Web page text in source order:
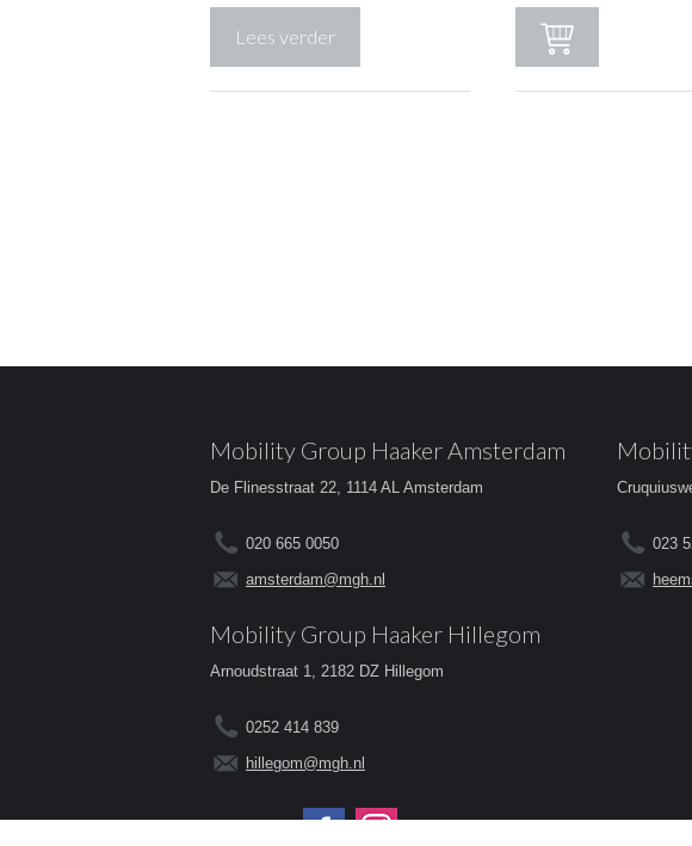
Lees verder
Mobility Group Haaker Amsterdam
De Flinesstraat 22, 1114 AL Amsterdam
020 665 0050
amsterdam@mgh.nl
023
Mobility Group Haaker Hillegom
Arnoudstraat 1, 2182 DZ Hillegom
0252 414 839
hillegom@mgh.nl
Volg ons op: